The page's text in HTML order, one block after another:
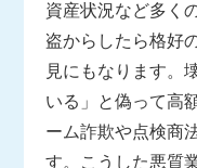
資産状況など多く
盗からしたら格好
見にもなります。
いる」と偽って高
ーム詐欺や点検商
す。こうした悪質